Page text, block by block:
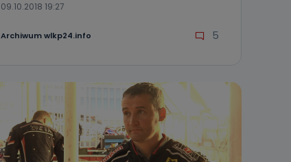
09.10.2018 19:27
Archiwum wlkp24.info 5